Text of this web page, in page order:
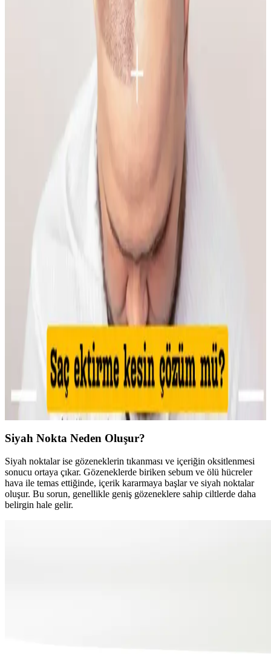
Yüzde Belirli Bölgedeki Sivilce ve
Hiperpigmentasyonun Nedenleri ve Etkili Çözümleri
Yüzde belirli bir alandaki sivilce ve hiperpigmentasyonun nedenleri
temas dermatiti, bakteriyel enfeksiyon ve çevresel faktörler olabilir.
Doğru bakım ve dermatolojik destekle sorun yönetilebilir.
Makyaja Yeniden Başlamak İçin Temel Ürünler ve
Makyaja dönüşte cilt hazırlığı, doğru ürün seçimi ve göz yapısına
renk ve uyumu sağlar, günlük hayata kolaylıkla adapte olur.
İlkbahar ve Yaz Düğünleri İçin Doğal ve Şık
Makyaj Teknikleri ve Ürün Önerileri
İlkbahar ve yaz düğünlerinde doğal ve uyumlu makyaj için cilt tonu
uyumu, doğru ürün seçimi ve özel günlere uygun teknikler
önemlidir. Nemlendirme ve kirpik bakımı görünümü tamamlar.
Kaş Bölgesindeki Sivilceyi Gizlemek ve İyileştirmek
İçin Etkili Yöntemler
Kaş bölgesinde oluşan sivilcelerde buz uygulaması, antibakteriyel
kremler ve hidrojel bant kullanımı ile şişlik azaltılır. Yeşil renk
düzeltici ve kapatıcı ile makyajla görünüm minimize edilir, cilt
sağlığı korunur.
Makyajda Kötü Günlerin Nedenleri, Çözümleri ve
Psikolojik Etkileri Üzerine Analiz
Makyajda kötü günlerin teknik nedenleri, cilt koşullarının etkisi ve
uygulama hataları detaylıca inceleniyor. Ayrıca, psikolojik etkiler ve
sosyal algı üzerine önemli bilgiler sunuluyor.
Siyah Nokta Neden Oluşur?
Siyah noktalar ise gözeneklerin tıkanması ve içeriğin oksitlenmesi
sonucu ortaya çıkar. Gözeneklerde biriken sebum ve ölü hücreler
hava ile temas ettiğinde, içerik kararmaya başlar ve siyah noktalar
oluşur. Bu sorun, genellikle geniş gözeneklere sahip ciltlerde daha
belirgin hale gelir.